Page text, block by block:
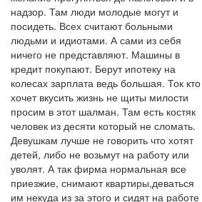
надзор. Там люди молодые могут и
посидеть. Всех считают больными
людьми и идиотами. А сами из себя
ничего не представляют. Машины в
кредит покупают. Берут ипотеку на
колесах зарплата ведь большая. Ток кто
хочет вкусить жизнь не щиты милости
просим в этот шалман. Там есть костяк
человек из десяти который не сломать.
Девушкам лучше не говорить что хотят
детей, либо не возьмут на работу или
уволят. А так фирма нормальная все
приезжие, снимают квартиры,деваться
им некуда из за этого и сидят на работе